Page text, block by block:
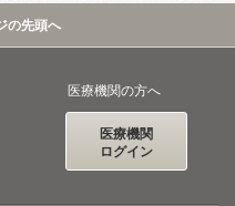
の先頭へ
医療機関の方へ
医療機関
ログイン